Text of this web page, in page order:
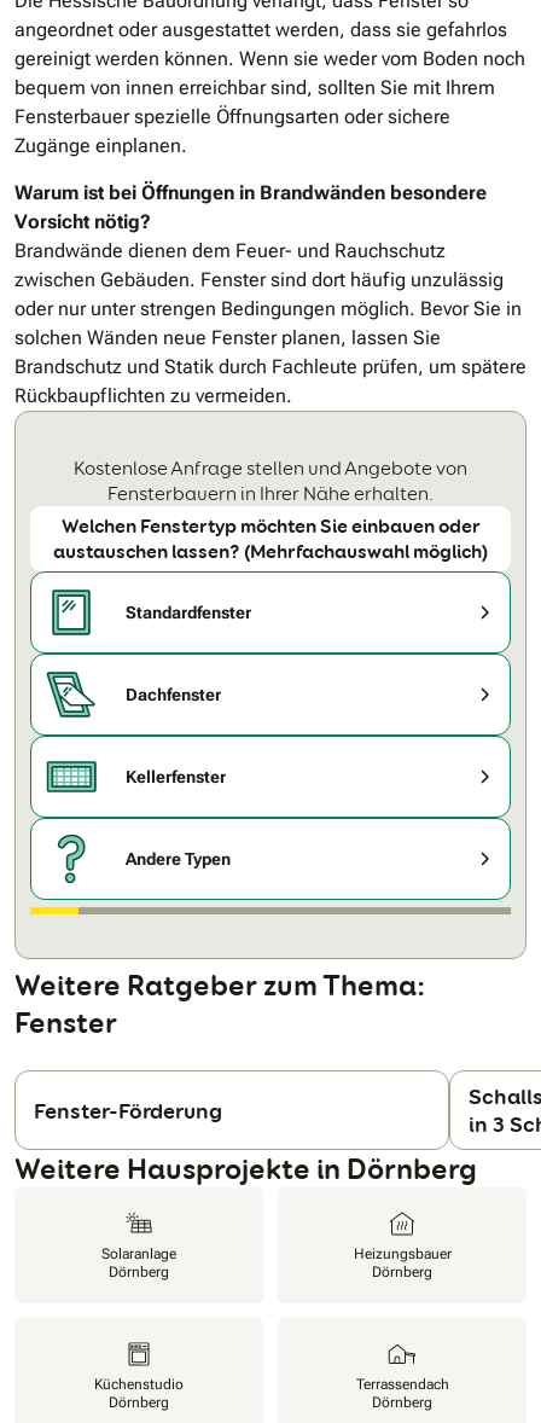
angeordnet oder ausgestattet werden, dass sie gefahrlos
gereinigt werden können. Wenn sie weder vom Boden noch
bequem von innen erreichbar sind, sollten Sie mit Ihrem
Fensterbauer spezielle Öffnungsarten oder sichere
Zugänge einplanen.
Warum ist bei Öffnungen in Brandwänden besondere
Vorsicht nötig?
Brandwände dienen dem Feuer- und Rauchschutz
zwischen Gebäuden. Fenster sind dort häufig unzulässig
oder nur unter strengen Bedingungen möglich. Bevor Sie in
solchen Wänden neue Fenster planen, lassen Sie
Brandschutz und Statik durch Fachleute prüfen, um spätere
Rückbaupflichten zu vermeiden.
Kostenlose Anfrage stellen und Angebote von
Fensterbauern in Ihrer Nähe erhalten.
Welchen Fenstertyp möchten Sie einbauen oder
austauschen lassen? (Mehrfachauswahl möglich)
Standardfenster
Dachfenster
Kellerfenster
Andere Typen
Weitere Ratgeber zum Thema:
Fenster
Fenster-Förderung
in 3
Weitere Hausprojekte in Dörnberg
Solaranlage
Dörnberg
Heizungsbauer
Dörnberg
Küchenstudio
Dörnberg
Terrassendach
Dörnberg